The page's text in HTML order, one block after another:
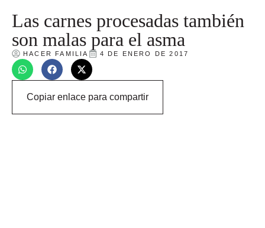
Las carnes procesadas también
son malas para el asma
HACER FAMILIA 4 DE ENERO DE 2017
Copiar enlace para compartir